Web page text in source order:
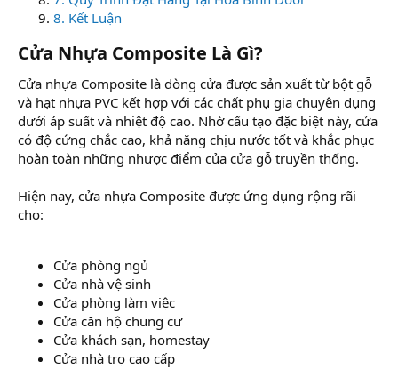
8. Kết Luận
Cửa Nhựa Composite Là Gì?​
Cửa nhựa Composite là dòng cửa được sản xuất từ bột gỗ
và hạt nhựa PVC kết hợp với các chất phụ gia chuyên dụng
dưới áp suất và nhiệt độ cao. Nhờ cấu tạo đặc biệt này, cửa
có độ cứng chắc cao, khả năng chịu nước tốt và khắc phục
hoàn toàn những nhược điểm của cửa gỗ truyền thống.
Hiện nay, cửa nhựa Composite được ứng dụng rộng rãi
cho:
Cửa phòng ngủ
Cửa nhà vệ sinh
Cửa phòng làm việc
Cửa căn hộ chung cư
Cửa khách sạn, homestay
Cửa nhà trọ cao cấp